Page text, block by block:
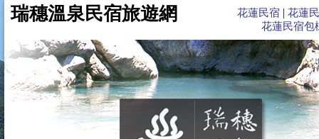
瑞穗溫泉旅遊網,北迴歸線標,舞鶴茶園,秀姑巒溪泛舟,花蓮住宿,花蓮民宿,花蓮旅遊,花
瑞穗溫泉民宿旅遊網 花蓮民宿 | 花蓮
花蓮民宿包